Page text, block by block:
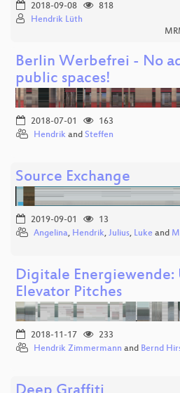
2018-09-08
818
Hendrik Lüth
Berlin Werbefrei - No
public spaces!
2018-07-01
163
Hendrik and Steffen
Source Exchange
2019-09-01
13
Angelina, Hendrik, Julius, Luke and
Digitale
Elevator Pitches
2018-11-17
233
Hendrik Zimmermann and Bernd